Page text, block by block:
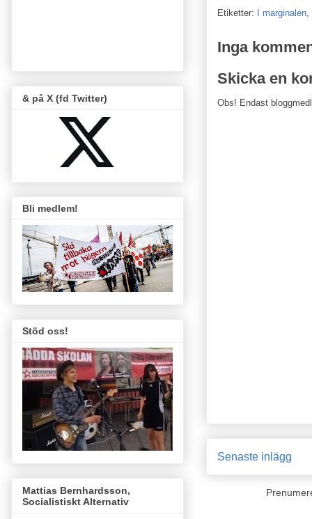
Etiketter:
I marginalen
Inga
Skicka en
Obs! Endast
Senaste inlägg
& på X (fd Twitter)
Bli medlem!
Stöd oss!
Mattias Bernhardsson,
Socialistiskt Alternativ